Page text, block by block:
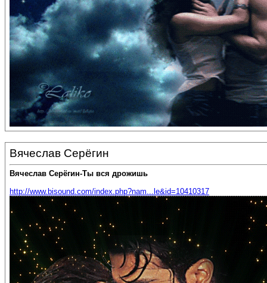
Вячеслав Серёгин
Вячеслав Серёгин-Ты вся дрожишь
http://www.bisound.com/index.php?nam...le&id=10410317